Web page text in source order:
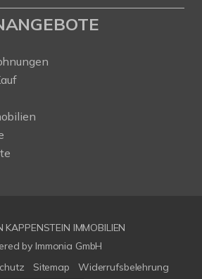
IMMOBILIEN
by Immonia GmbH
Sitemap Widerrufsbelehrung